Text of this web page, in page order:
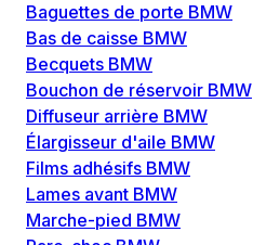
Baguettes de porte BMW
Bas de caisse BMW
Becquets BMW
Bouchon de réservoir BMW
Diffuseur arrière BMW
Élargisseur d'aile BMW
Films adhésifs BMW
Lames avant BMW
Marche-pied BMW